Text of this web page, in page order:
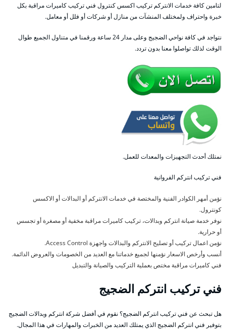
لتامين كافة خدمات الانتركم تركيب اكسس كنترول فني تركيب كاميرات مراقبة بكل
خبرة واحتراف ولمختلف المنشآت من منازل أو شركات أو فلل أو معامل.
نتواجد في كافة نواحي الضجيج وعلى مدار 24 ساعة ورقمنا في متناول الجميع طوال
الوقت لذلك تواصلوا معنا بدون تردد.
نمتلك أحدث التجهيزات والمعدات للعمل.
فني تركيب انتركم الفروانية
نؤمن أمهر الكوادر الفنية والمختصة في خدمات الانتركم أو البدالات أو الاكسس
كونترول.
نوفر خدمة صيانة انتركم وبدالات، تركيب كاميرات مراقبة مخفية أو مصغرة أو تجسس
أو حرارية.
نؤمن اعمال تركيب أو تصليح الانتركم والبدالات واجهزة Access Control.
أنسب وأرخص الاسعار نؤمنها لجميع خدماتنا مع العديد من الخصومات والعروض الدائمة.
فني كاميرات مراقبة مختص بعملية التركيب والصيانة والتبديل
فني تركيب انتركم الضجيج
هل تبحث عن فني تركيب انتركم الضجيج؟ نقوم في أفضل شركة انتركم وبدالات الضجيج
بتوفير فني انتركم الضجيج الذي يمتلك العديد من الخبرات والمهارات في هذا المجال.